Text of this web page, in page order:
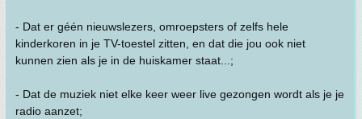
- Dat er géén nieuwslezers, omroepsters of zelfs hele
kinderkoren in je TV-toestel zitten, en dat die jou ook niet
kunnen zien als je in de huiskamer staat...;
- Dat de muziek niet elke keer weer live gezongen wordt als je je
radio aanzet;